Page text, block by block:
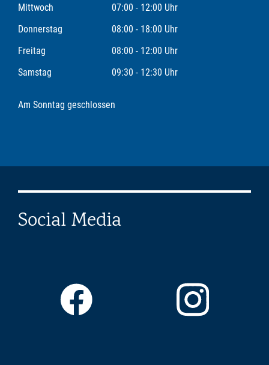
Mittwoch
07:00 - 12:00 Uhr
Donnerstag
08:00 - 18:00 Uhr
Freitag
08:00 - 12:00 Uhr
Samstag
09:30 - 12:30 Uhr
Am Sonntag geschlossen
Social Media